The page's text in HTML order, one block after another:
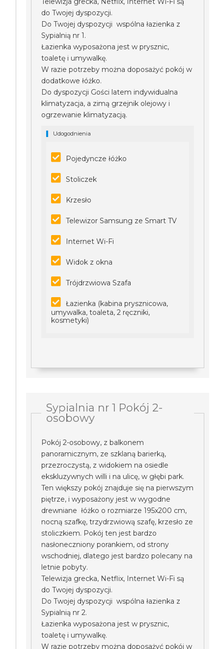
do Twojej dyspozycji.
Do Twojej dyspozycji wspólna łazienka z
Sypialnią nr 1.
Łazienka wyposażona jest w prysznic,
toaletę i umywalkę.
W razie potrzeby można doposażyć pokój w
dodatkowe łóżko.
Do dyspozycji Gości latem indywidualna
klimatyzacja, a zimą grzejnik olejowy i
ogrzewanie klimatyzacją.
Udogodnienia
Pojedyncze łóżko
Stoliczek
Krzesło
Telewizor Samsung ze Smart TV
Internet Wi-Fi
Widok z okna
Trójdrzwiowa Szafa
Łazienka (kabina prysznicowa,
umywalka, toaleta, 2 ręczniki,
kosmetyki)
Sypialnia nr 1 Pokój 2-
osobowy
Pokój 2-osobowy, z balkonem
panoramicznym, ze szklaną barierką,
przezroczystą, z widokiem na osiedle
ekskluzywnych willi i na ulicę, w głębi park.
Ten większy pokój znajduje się na pierwszym
piętrze, i wyposażony jest w wygodne
drewniane łóżko o rozmiarze 195x200 cm,
nocną szafkę, trzydrzwiową szafę, krzesło ze
stoliczkiem. Pokój ten jest bardzo
nasłoneczniony porankiem, od strony
wschodniej, dlatego jest bardzo polecany na
letnie pobyty.
Telewizja grecka, Netflix, Internet Wi-Fi są
do Twojej dyspozycji.
Do Twojej dyspozycji wspólna łazienka z
Sypialnią nr 2.
Łazienka wyposażona jest w prysznic,
toaletę i umywalkę.
W razie potrzeby można doposażyć pokój w